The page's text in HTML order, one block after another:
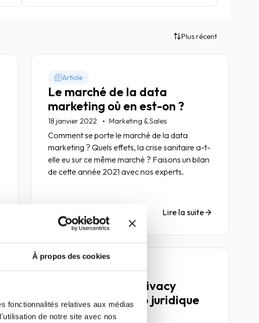
À propos des cookies
fonctionnalités relatives aux médias
de notre site avec nos
Plus récent
Article
Le marché de la data
marketing où en est-on ?
18 janvier 2022 Marketing & Sales
Comment se porte le marché de la data
marketing ? Quels effets, la crise sanitaire a-t-
elle eu sur ce même marché ? Faisons un bilan
de cette année 2021 avec nos experts.
Lire la suite
Article
Invalidation du Privacy
Shield : l’imbroglio juridique
15 février 2021 Compliance